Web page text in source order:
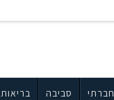
חברתי סביבה בריאות